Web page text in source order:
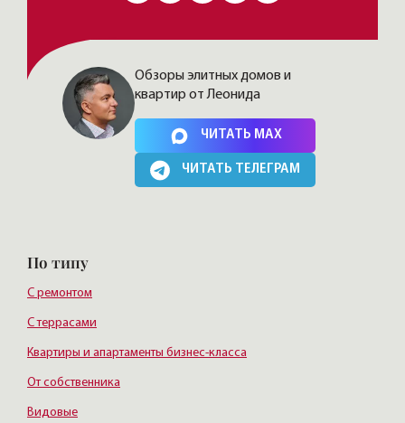
Нажимая на кнопку, Вы соглашаетесь cполитикой сайта
Обзоры элитных домов и
квартир от Леонида
ЧИТАТЬ MAX
ЧИТАТЬ ТЕЛЕГРАМ
По типу
С ремонтом
С террасами
Квартиры и апартаменты бизнес-класса
От собственника
Видовые